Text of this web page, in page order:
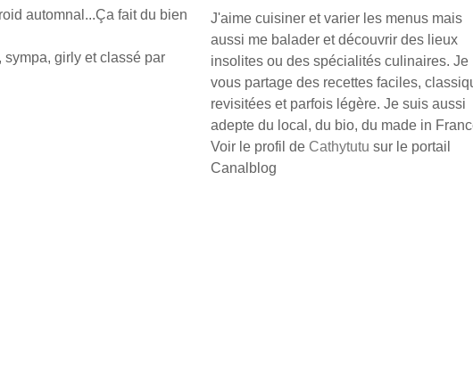
automnal...Ça fait du bien
girly et classé par
J'aime cuisiner et varier les menus mais
aussi me balader et découvrir des lieux
insolites ou des spécialités culinaires. Je
vous partage des recettes faciles,
revisitées et parfois légère. Je suis aussi
adepte du local, du bio, du made in
Voir le profil de Cathytutu sur le portail
Canalblog